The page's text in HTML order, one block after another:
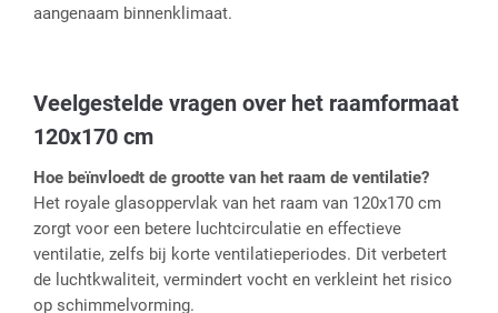
aangenaam binnenklimaat.
Veelgestelde vragen over het raamformaat
120x170 cm
Hoe beïnvloedt de grootte van het raam de ventilatie?
Het royale glasoppervlak van het raam van 120x170 cm
zorgt voor een betere luchtcirculatie en effectieve
ventilatie, zelfs bij korte ventilatieperiodes. Dit verbetert
de luchtkwaliteit, vermindert vocht en verkleint het risico
op schimmelvorming.